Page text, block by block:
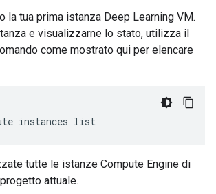
la tua prima istanza Deep Learning VM.
e visualizzarne lo stato, utilizza il
come mostrato qui per elencare
tutte le istanze Compute Engine di
attuale.